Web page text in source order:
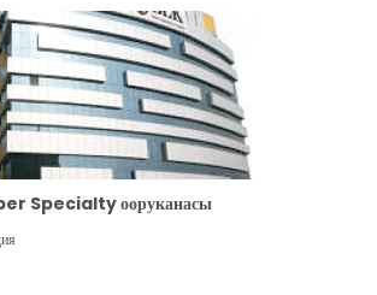
Specialty ооруканасы